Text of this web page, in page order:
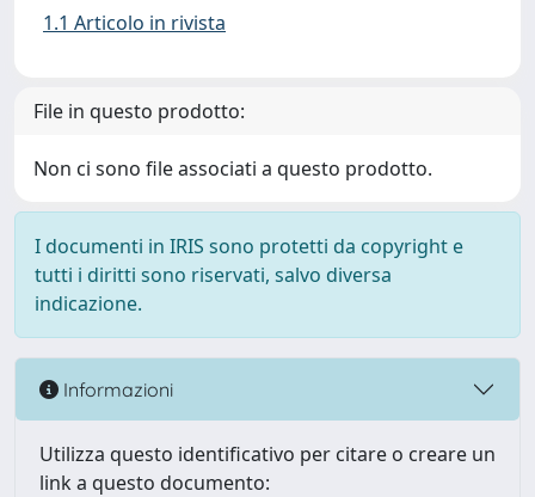
1.1 Articolo in rivista
File in questo prodotto:
Non ci sono file associati a questo prodotto.
I documenti in IRIS sono protetti da copyright e
tutti i diritti sono riservati, salvo diversa
indicazione.
Informazioni
Utilizza questo identificativo per citare o creare un
link a questo documento: